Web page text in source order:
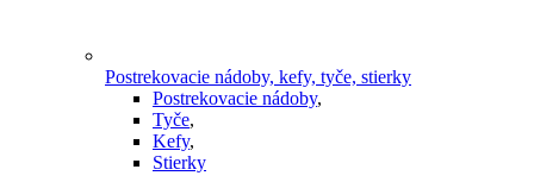
Postrekovacie nádoby, kefy, tyče, stierky
Postrekovacie nádoby,
Tyče,
Kefy,
Stierky